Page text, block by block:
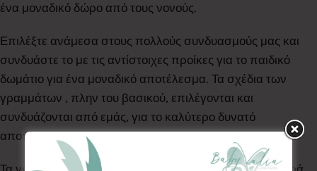
ένα μοναδικό δώρο από τους νονούς.
Επιλέξτε ανάμεσα στους πολλούς συνδυασμούς μας και
συνδυάστε το με τις αντίστοιχες προίκες για το παιδικό
δωμάτιο για ένα μοναδικό αποτέλεσμα. Τα σχέδια των
γραμμάτων , πλην του βασικού, επιλέγονται και
συνδυάζονται από εμάς, για το καλύτερο δυνατό
αποτέλεσμα!